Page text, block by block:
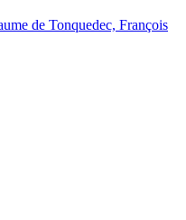
de Tonquedec, François